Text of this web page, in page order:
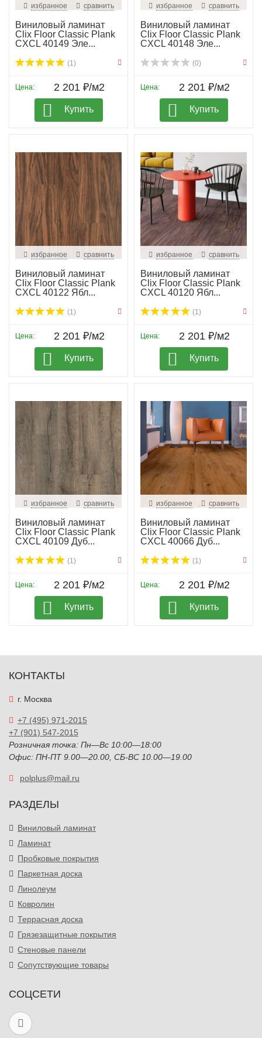
избранное сравнить
Виниловый ламинат
Clix Floor Classic Plank
CXCL 40149 Эле...
(1)
Цена: 2 201 ₽/м2
Купить
избранное сравнить
Виниловый ламинат
Clix Floor Classic Plank
CXCL 40148 Эле...
(0)
Цена: 2 201 ₽/м2
Купить
избранное сравнить
Виниловый ламинат
Clix Floor Classic Plank
CXCL 40122 Ябл...
(1)
Цена: 2 201 ₽/м2
Купить
избранное сравнить
Виниловый ламинат
Clix Floor Classic Plank
CXCL 40120 Ябл...
(1)
Цена: 2 201 ₽/м2
Купить
избранное сравнить
Виниловый ламинат
Clix Floor Classic Plank
CXCL 40109 Дуб...
(1)
Цена: 2 201 ₽/м2
Купить
избранное сравнить
Виниловый ламинат
Clix Floor Classic Plank
CXCL 40066 Дуб...
(1)
Цена: 2 201 ₽/м2
Купить
КОНТАКТЫ
г. Москва
+7 (495) 971-2015
+7 (901) 547-2015
Розничная точка: Пн—Вс 10:00—18:00
Офис: ПН-ПТ 9.00—20.00, СБ-ВС 10.00—19.00
polplus@mail.ru
РАЗДЕЛЫ
Виниловый ламинат
Ламинат
Пробковые покрытия
Паркетная доска
Линолеум
Ковролин
Террасная доска
Грязезащитные покрытия
Стеновые панели
Сопутствующие товары
СОЦСЕТИ